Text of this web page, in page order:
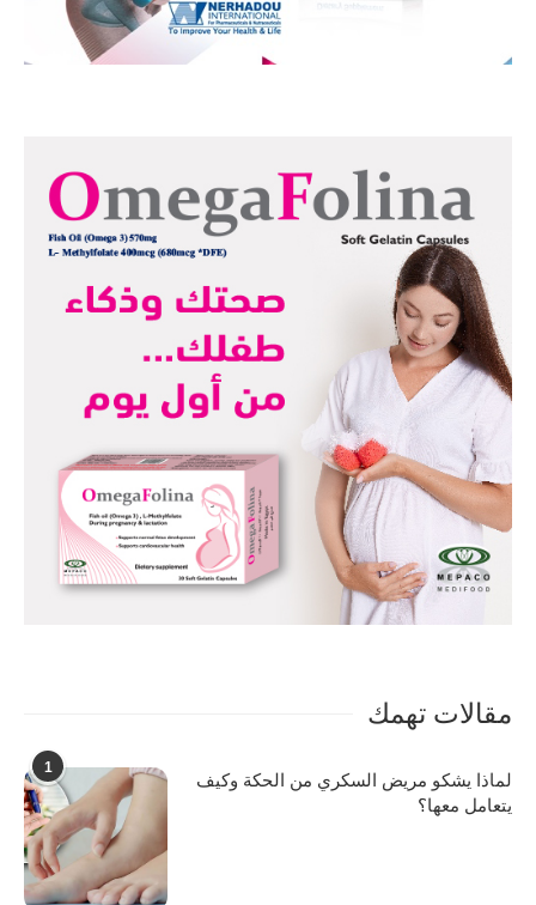
مقالات تهمك
1
لماذا يشكو مريض السكري من الحكة وكيف
يتعامل معها؟